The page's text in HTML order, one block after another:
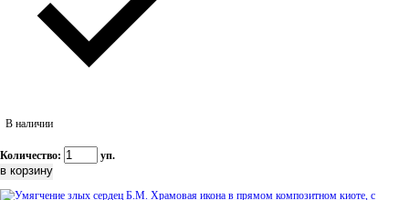
В наличии
Количество: уп.